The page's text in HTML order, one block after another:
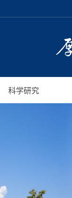
科学研究